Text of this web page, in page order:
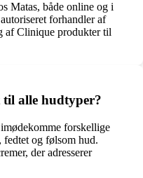
Matas, både online og i
forhandler af
af Clinique produkter til
til alle hudtyper?
forskellige
fedtet og følsom hud.
der adresserer